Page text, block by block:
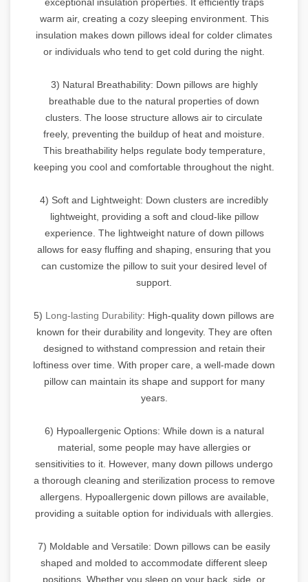
warm air, creating a cozy sleeping environment. This
insulation makes down pillows ideal for colder climates
or individuals who tend to get cold during the night.
3) Natural Breathability: Down pillows are highly
breathable due to the natural properties of down
clusters. The loose structure allows air to circulate
freely, preventing the buildup of heat and moisture.
This breathability helps regulate body temperature,
keeping you cool and comfortable throughout the night.
4) Soft and Lightweight: Down clusters are incredibly
lightweight, providing a soft and cloud-like pillow
experience. The lightweight nature of down pillows
allows for easy fluffing and shaping, ensuring that you
can customize the pillow to suit your desired level of
support.
5) Long-lasting Durability: High-quality down pillows are
known for their durability and longevity. They are often
designed to withstand compression and retain their
loftiness over time. With proper care, a well-made down
pillow can maintain its shape and support for many
years.
6) Hypoallergenic Options: While down is a natural
material, some people may have allergies or
sensitivities to it. However, many down pillows undergo
a thorough cleaning and sterilization process to remove
allergens. Hypoallergenic down pillows are available,
providing a suitable option for individuals with allergies.
7) Moldable and Versatile: Down pillows can be easily
shaped and molded to accommodate different sleep
positions. Whether you sleep on your back, side, or